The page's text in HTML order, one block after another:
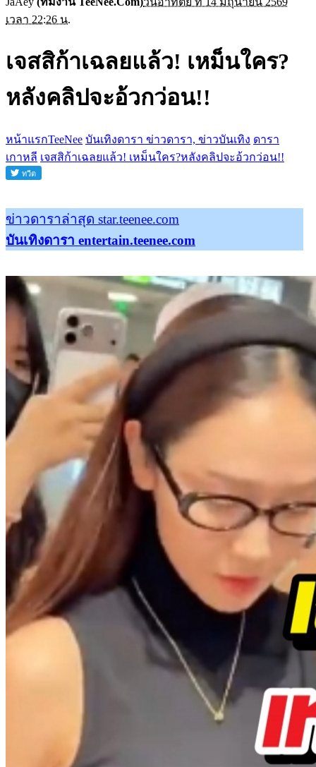
เวลา 22:26 น.
เจสสิก้าเฉลยแล้ว! เหม็นใคร?
หลังคลิปจะอ้วกว่อน!!
หน้าแรกTeeNee บันเทิงดารา ข่าวดารา, ข่าวบันเทิง ดารา
เกาหลี เจสสิก้าเฉลยแล้ว! เหม็นใคร?หลังคลิปจะอ้วกว่อน!!
ข่าวดาราล่าสุด star.teenee.com
บันเทิงดารา entertain.teenee.com